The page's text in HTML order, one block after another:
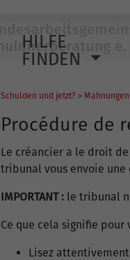
HILFE
FINDEN
Schulden und jetzt? >Mahnungen
Procédure de
Le créancier a le droit
tribunal vous envoie
IMPORTANT : le tribunal
Ce que cela signifie pour
Lisez